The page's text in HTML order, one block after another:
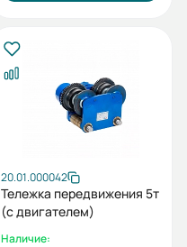
20.01.000042
Тележка передвижения 5т
(с двигателем)
Наличие: